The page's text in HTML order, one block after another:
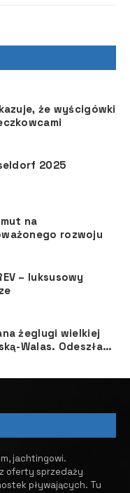
że wyścigówki
2025
na
rozwoju
– luksusowy
żeglugi wielkiej
Walas. Odeszła
jachtingowi.
oferty sprzedaży
pływających. ​ Tu